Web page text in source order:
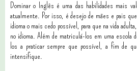
Dominar o Inglês é uma das habilidades mais
atualmente. Por isso, é desejo de mães e pais
idioma o mais cedo possível, para que na vida
no idioma. Além de matriculá-los em uma escola
los a praticar sempre que possível, a fim de
intensifique.